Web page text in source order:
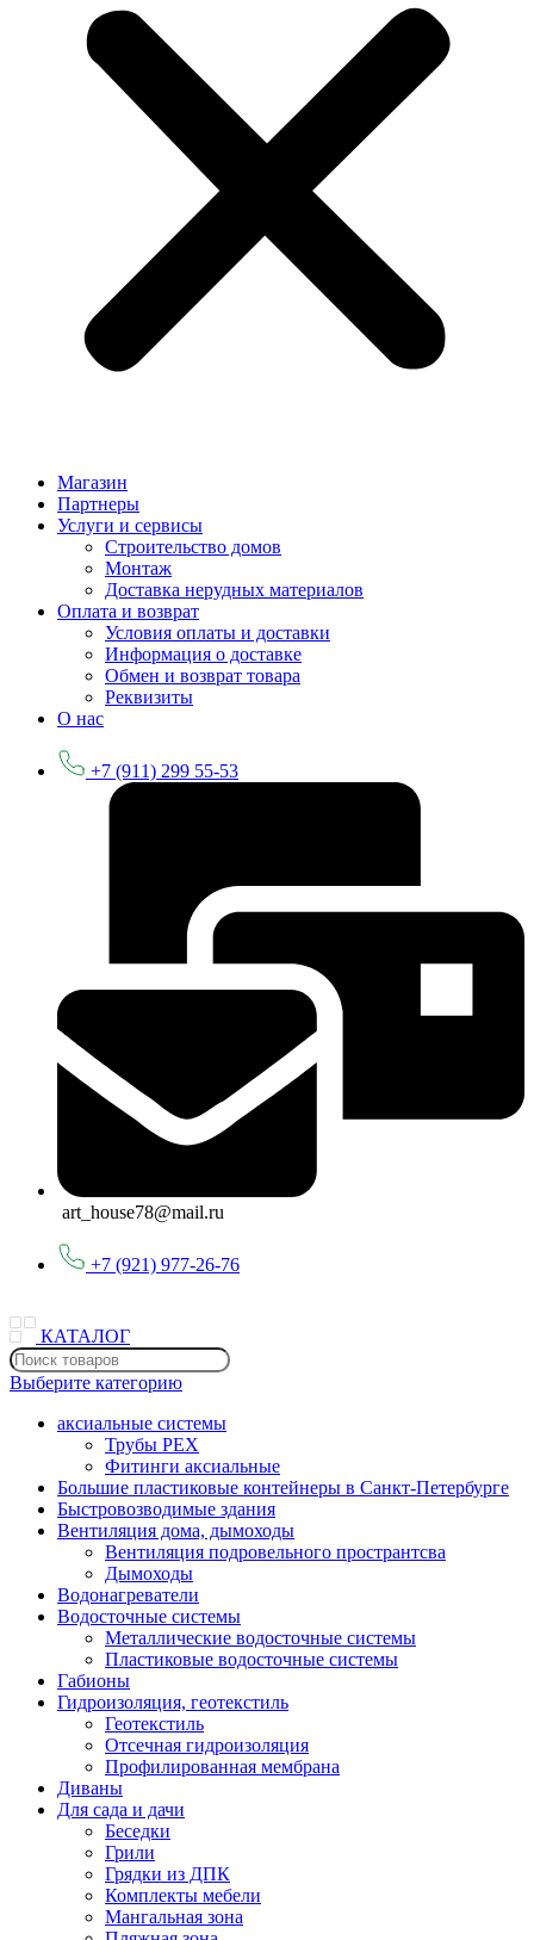
Магазин
Партнеры
Услуги и сервисы
Строительство домов
Монтаж
Доставка нерудных материалов
Оплата и возврат
Условия оплаты и доставки
Информация о доставке
Обмен и возврат товара
Реквизиты
О нас
+7 (911) 299 55-53
art_house78@mail.ru
+7 (921) 977-26-76
КАТАЛОГ
Выберите категорию
аксиальные системы
Трубы PEX
Фитинги аксиальные
Большие пластиковые контейнеры в Санкт-Петербурге
Быстровозводимые здания
Вентиляция дома, дымоходы
Вентиляция подровельного пространтсва
Дымоходы
Водонагреватели
Водосточные системы
Металлические водосточные системы
Пластиковые водосточные системы
Габионы
Гидроизоляция, геотекстиль
Геотекстиль
Отсечная гидроизоляция
Профилированная мембрана
Диваны
Для сада и дачи
Беседки
Грили
Грядки из ДПК
Комплекты мебели
Мангальная зона